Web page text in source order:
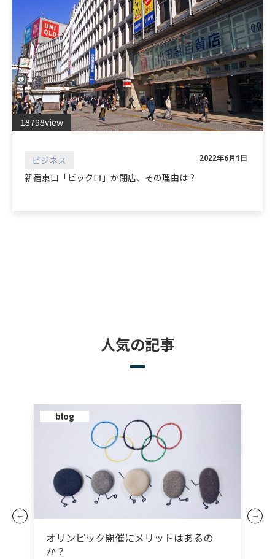
18798view
ビジネス 2022年6月1日
新宿東口「ビックロ」が閉店、その理由は？
人気の記事
blog
オリンピック開催にメリットはあるの
か？